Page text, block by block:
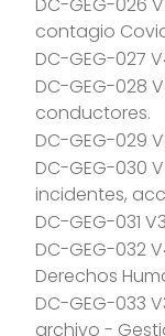
DC-GEG-026
contagio
DC-GEG-027
DC-GEG-028
conductores.
DC-GEG-029
DC-GEG-030
incidentes,
DC-GEG-031
DC-GEG-032
Derechos
DC-GEG-033
archivo -